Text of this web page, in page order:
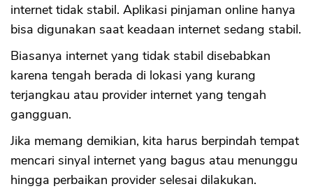
internet tidak stabil. Aplikasi pinjaman online hanya
bisa digunakan saat keadaan internet sedang stabil.
Biasanya internet yang tidak stabil disebabkan
karena tengah berada di lokasi yang kurang
terjangkau atau provider internet yang tengah
gangguan.
Jika memang demikian, kita harus berpindah tempat
mencari sinyal internet yang bagus atau menunggu
hingga perbaikan provider selesai dilakukan.